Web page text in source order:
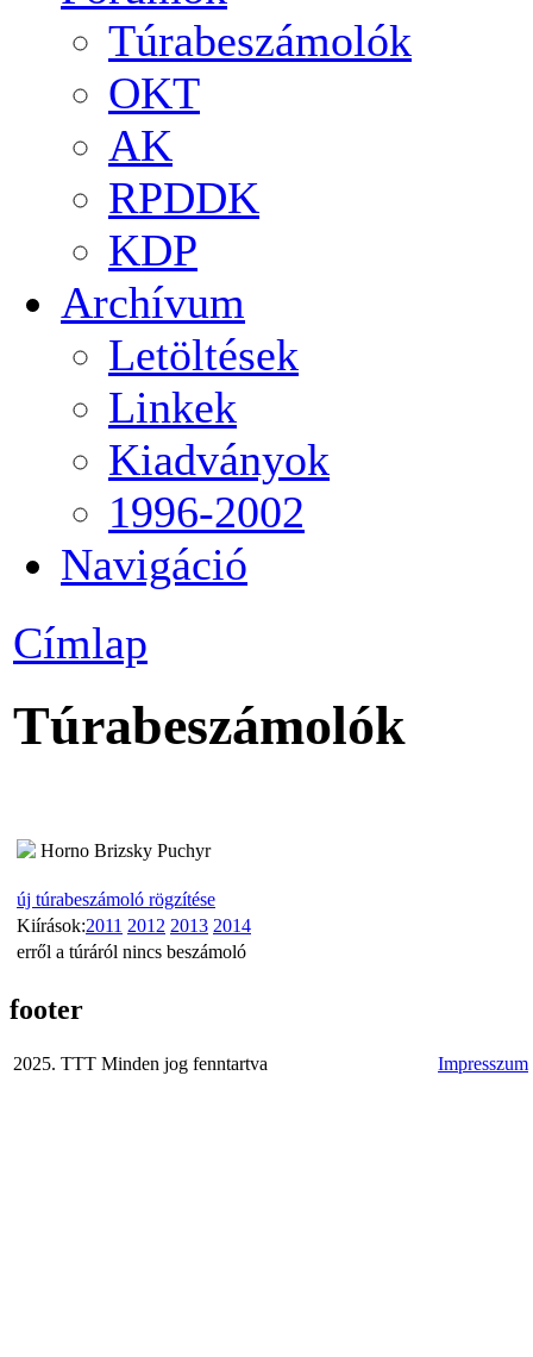
Túrabeszámolók
OKT
AK
RPDDK
KDP
Archívum
Letöltések
Linkek
Kiadványok
1996-2002
Navigáció
Címlap
Túrabeszámolók
Horno Brizsky Puchyr
új túrabeszámoló rögzítése
Kiírások:2011 2012 2013 2014
erről a túráról nincs beszámoló
footer
2025. TTT Minden jog fenntartva Impresszum